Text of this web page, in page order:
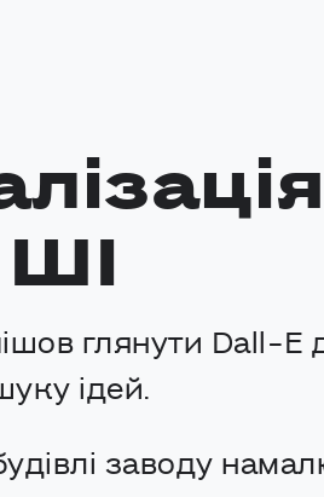
глянути Dall-E
ідей.
заводу